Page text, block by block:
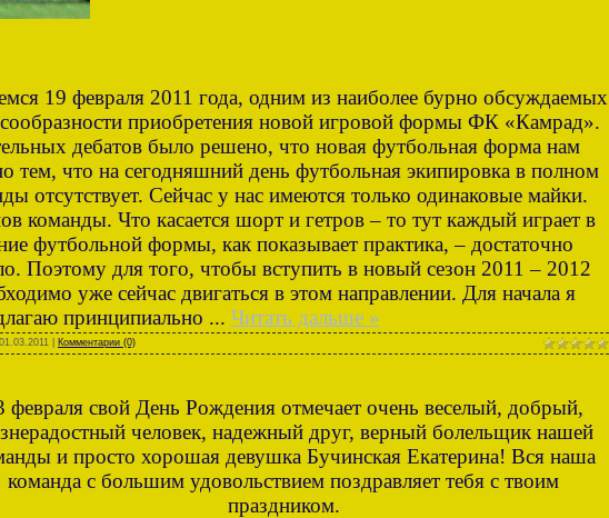
19 февраля 2011 года, одним из наиболее бурно обсуждаемых
приобретения новой игровой формы ФК «Камрад».
дебатов было решено, что новая футбольная форма нам
тем, что на сегодняшний день футбольная экипировка в полном
отсутствует. Сейчас у нас имеются только одинаковые майки.
команды. Что касается шорт и гетров – то тут каждый играет в
футбольной формы, как показывает практика, – достаточно
Поэтому для того, чтобы вступить в новый сезон 2011 – 2012
уже сейчас двигаться в этом направлении. Для начала я
принципиально ... Читать дальше »
01.03.2011 Комментарии (0)
февраля свой День Рождения отмечает очень веселый, добрый,
человек, надежный друг, верный болельщик нашей
и просто хорошая девушка Бучинская Екатерина! Вся наша
команда с большим удовольствием поздравляет тебя с твоим
праздником.